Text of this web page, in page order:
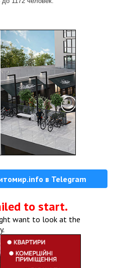
в Telegram
to start.
want to look at the